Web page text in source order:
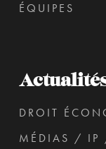
ÉQUIPES
DROIT
MÉDIAS / IP